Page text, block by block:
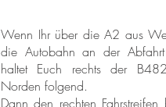
Wenn Ihr über die A2 aus
die Autobahn an der
haltet Euch rechts der
Norden folgend.
Dann den rechten